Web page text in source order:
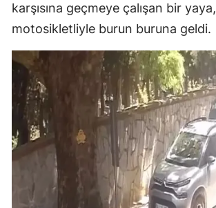
karşısına geçmeye çalışan bir yaya,
motosikletliyle burun buruna geldi.